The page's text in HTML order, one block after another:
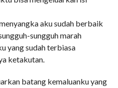
aku sudah berbaik
sungguh marah
yang sudah terbiasa
ketakutan.
batang kemaluanku yang